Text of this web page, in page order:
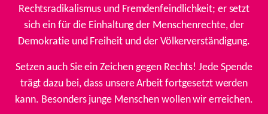
Rechtsradikalismus und Fremdenfeindlichkeit; er setzt
sich ein für die Einhaltung der Menschenrechte, der
Demokratie und Freiheit und der Völkerverständigung.
Setzen auch Sie ein Zeichen gegen Rechts! Jede Spende
trägt dazu bei, dass unsere Arbeit fortgesetzt werden
kann. Besonders junge Menschen wollen wir erreichen.